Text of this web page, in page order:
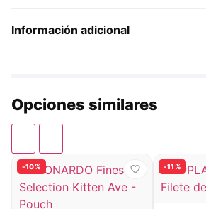
Información adicional
Opciones similares
-10% -11%